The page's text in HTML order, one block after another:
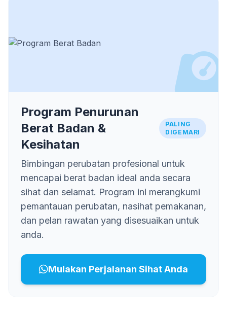
Program Penurunan
Berat Badan &
Kesihatan
PALING
DIGEMARI
Bimbingan perubatan profesional untuk
mencapai berat badan ideal anda secara
sihat dan selamat. Program ini merangkumi
pemantauan perubatan, nasihat pemakanan,
dan pelan rawatan yang disesuaikan untuk
anda.
Mulakan Perjalanan Sihat Anda